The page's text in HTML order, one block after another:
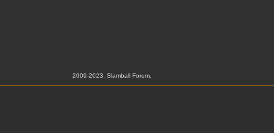
2009-2023. Slamball Forum.